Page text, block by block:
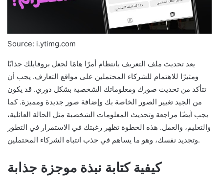
Source: i.ytimg.com
يعد تحديث ملف التعريف بانتظام أمرًا هامًا لجعل بروفايلك جذابًا
ومثيرًا للاهتمام للشركاء المحتملين على مواقع التعارف. يجب أن
تتأكد من تحديث صورك ومعلوماتك الشخصية بشكل دوري. قد يكون
من الجيد تغيير الصور الخاصة بك وإضافة صور جديدة ومميزة. كما
يجب أيضًا مراجعة وتحديث المعلومات الشخصية مثل الحالة العائلية،
والتعليم، والعمل. هذه الخطوة تظهر رغبتك في الاستمرار في التطور
وتجديد نفسك، وهو ما يساهم في جذب انتباه الشركاء المحتملين.
كيفية كتابة نبذة موجزة جذابة